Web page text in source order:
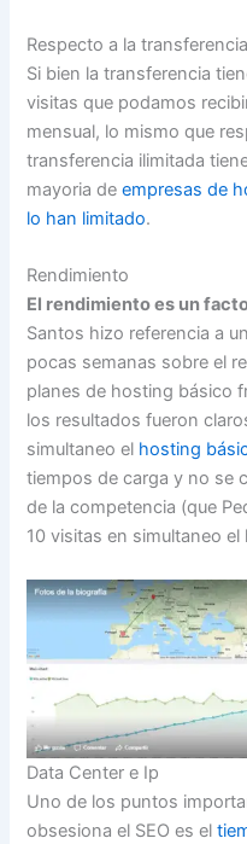
Respecto a la transferencia
Si bien la transferencia
visitas que podamos
mensual, lo mismo que
transferencia ilimitada
mayoria deempresas de
lo han limitado.
Rendimiento
El rendimiento es un
Santos hizo referencia a
pocas semanas sobre el
planes de hosting básico
los resultados fueron
simultaneo el hosting
tiempos de carga y no se
de la competencia (que
10 visitas en simultaneo
Data Center e Ip
Uno de los puntos
obsesiona el SEO es el